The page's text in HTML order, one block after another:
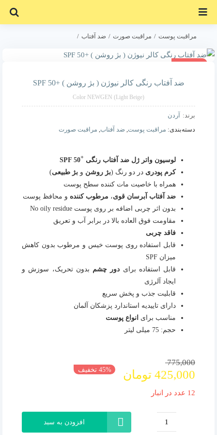
مراقبت پوست مراقبت صورت ضد آفتاب
ضد آفتاب رنگی کالر نیوژن ( بژ روشن ) +SPF 50
45% تخفیف
ضد آفتاب رنگی کالر نیوژن ( بژ روشن ) +SPF 50
Color NEWGEN (Light Beige)
برند:
آردن
دسته‌بندی: مراقبت پوست, ضد آفتاب, مراقبت صورت
لوسیون واتر ژل ضد آفتاب رنگی +
SPF 50
کرم پودری در دو رنگ (بژ روشن و بژ طبیعی)
همراه با خاصیت مات کننده سطح پوست
ضد آفتاب آبرسان قوی، مرطوب کننده و محافظ پوست
بدون اثر چربی اضافه بر روی پوست No oily residue
مقاومت فوق العاده بالا در برابر آب و تعریق
فاقد چربی
قابل استفاده روی پوست خیس و مرطوب بدون کاهش
میزان SPF
قابل استفاده برای دور چشم بدون تحریک، سوزش و
ایجاد آلرژی
قابلیت جذب و پخش سریع
دارای تاییدیه استاندارد پزشکان آلمان
مناسب برای انواع پوست
حجم: 75 میلی لیتر
775,000
قیمت
اصلی
775,000 تومان
425,000 تومان
قیمت
فعلی
425,000 تومان
45% تخفیف
12 عدد در انبار
افزودن به سبد